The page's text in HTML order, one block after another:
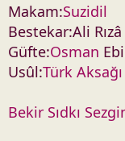
Makam:Suzidil
Bestekar:Ali
Güfte:Osman
Usûl:Türk Aksağı
Bekir Sıdkı